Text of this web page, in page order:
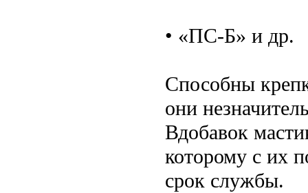
• «ПС-Б» и др.
Способны
они
Вдобавок
которому с их
срок службы.